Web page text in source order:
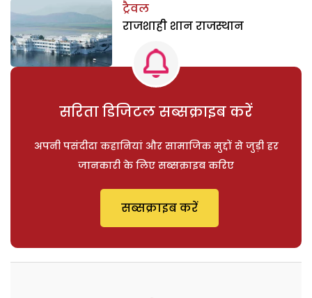
ट्रैवल
राजशाही शान राजस्थान
सरिता डिजिटल सब्सक्राइब करें
अपनी पसंदीदा कहानियां और सामाजिक मुद्दों से जुड़ी हर
जानकारी के लिए सब्सक्राइब करिए
सब्सक्राइब करें